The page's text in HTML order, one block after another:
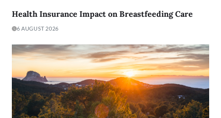
Health Insurance Impact on Breastfeeding Care
6 AUGUST 2026